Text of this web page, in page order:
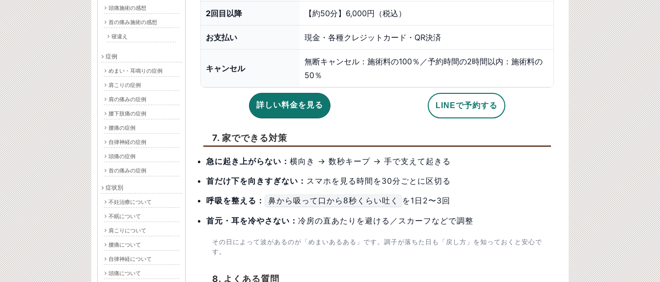
2回目以降 【約50分】6,000円（税込）
お支払い 現金・各種クレジットカード・QR決済
キャンセル
無断キャンセル：施術料の100％／予約時間の2時間以内：施術料の
50％
詳しい料金を見る LINEで予約する
7. 家でできる対策
急に起き上がらない： 横向き → 数秒キープ → 手で支えて起きる
首だけ下を向きすぎない： スマホを見る時間を30分ごとに区切る
呼吸を整える：
鼻から吸って口から8秒くらい吐く を1日2〜3回
首元・耳を冷やさない： 冷房の直あたりを避ける／スカーフなどで調整
その日によって波があるのが「めまいあるある」です。調子が落ちた日も「戻し方」を知っておくと安心で
す。
8. よくある質問
頭痛施術の感想
首の痛み施術の感想
寝違え
症例
めまい・耳鳴りの症例
肩こりの症例
肩の痛みの症例
腰下肢痛の症例
腰痛の症例
自律神経の症例
頭痛の症例
首の痛みの症例
症状別
不妊治療について
不眠について
肩こりについて
腰痛について
自律神経について
頭痛について